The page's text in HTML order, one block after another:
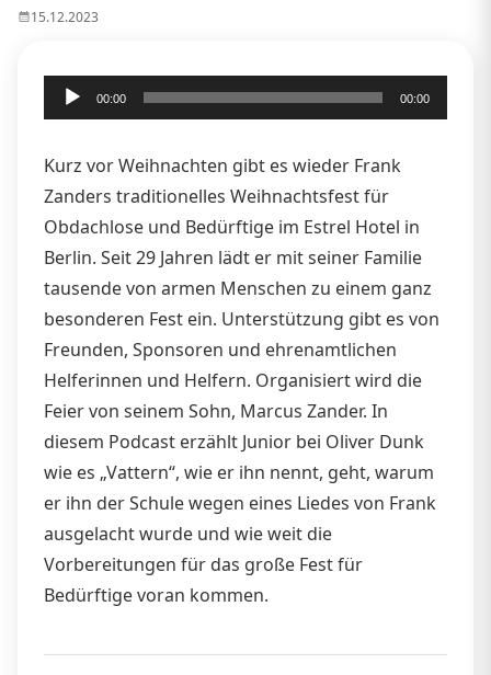
15.12.2023
Audio-
Player
00:00 00:00
Kurz vor Weihnachten gibt es wieder Frank
Zanders traditionelles Weihnachtsfest für
Obdachlose und Bedürftige im Estrel Hotel in
Berlin. Seit 29 Jahren lädt er mit seiner Familie
tausende von armen Menschen zu einem ganz
besonderen Fest ein. Unterstützung gibt es von
Freunden, Sponsoren und ehrenamtlichen
Helferinnen und Helfern. Organisiert wird die
Feier von seinem Sohn, Marcus Zander. In
diesem Podcast erzählt Junior bei Oliver Dunk
wie es „Vattern“, wie er ihn nennt, geht, warum
er ihn der Schule wegen eines Liedes von Frank
ausgelacht wurde und wie weit die
Vorbereitungen für das große Fest für
Bedürftige voran kommen.